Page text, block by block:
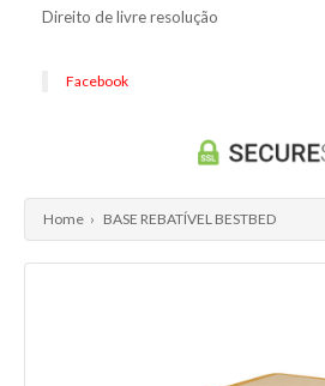
Direito de livre resolução
Facebook
Home › BASE REBATÍVEL BESTBED